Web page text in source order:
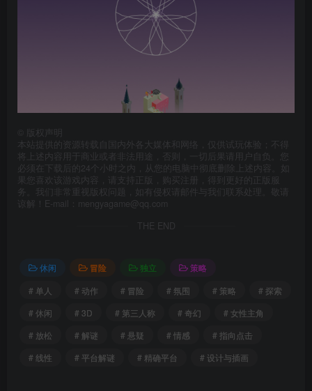
版权声明
本站提供的资源转载自国内外各大媒体和网络，仅供试玩体验；不得
将上述内容用于商业或者非法用途，否则，一切后果请用户自负。您
必须在下载后的24个小时之内，从您的电脑中彻底删除上述内容。如
果您喜欢该游戏内容，请支持正版，购买注册，得到更好的正版服
务。我们非常重视版权问题，如有侵权请邮件与我们联系处理。敬请
谅解！E-mail：mengyagame@qq.com
THE END
休闲 冒险 独立
策略
# 单人
# 动作 # 冒险 # 氛围 # 策略
# 探索
# 休闲
# 3D # 第三人称 # 奇幻
# 女性主角
# 放松
# 解谜 # 悬疑 # 情感
# 指向点击
# 线性
# 平台解谜 # 精确平台 # 设计与插画